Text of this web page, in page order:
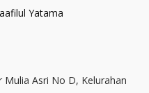
Yatama
Mulia Asri No D, Kelurahan